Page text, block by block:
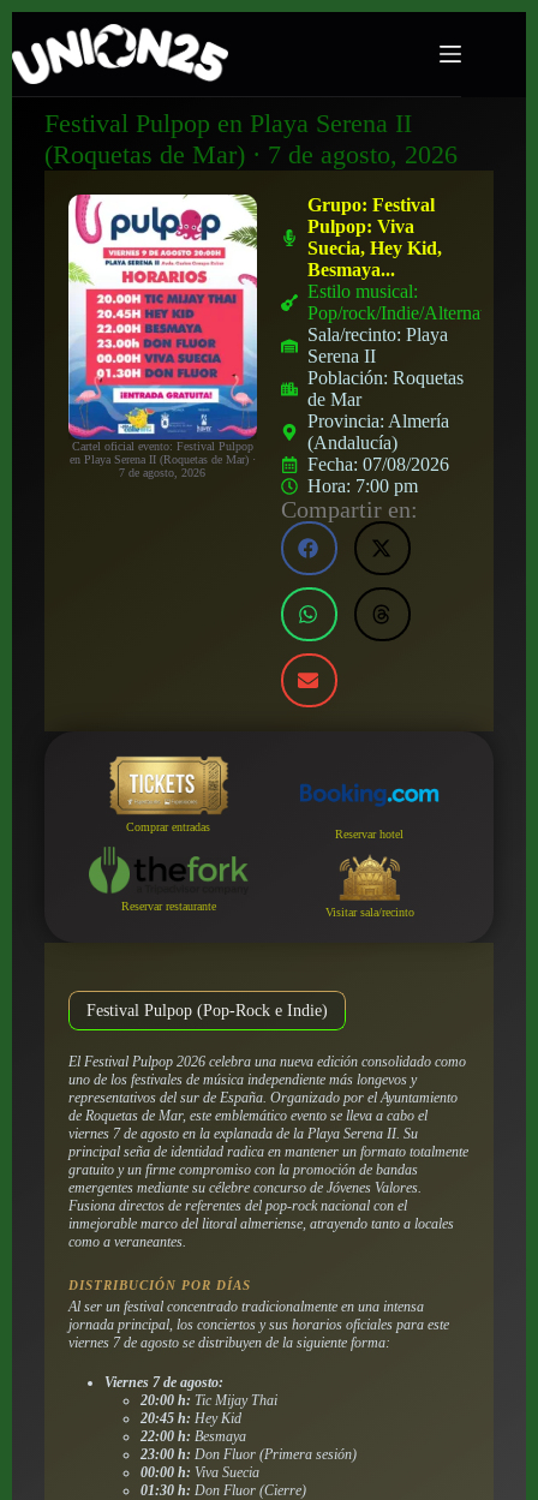
Festival Pulpop en Playa Serena II
(Roquetas de Mar) · 7 de agosto, 2026
Cartel oficial evento: Festival Pulpop
en Playa Serena II (Roquetas de Mar) ·
7 de agosto, 2026
Grupo:Festival
Pulpop: Viva
Suecia, Hey Kid,
Besmaya...
Estilo musical:
Pop/rock/Indie/Alternativo
Sala/recinto:Playa
Serena II
Población:Roquetas
de Mar
Provincia: Almería
(Andalucía)
Fecha:07/08/2026
Hora: 7:00 pm
Compartir en:
Comprar entradas
Reservar hotel
Reservar restaurante Visitar sala/recinto
Festival Pulpop (Pop-Rock e Indie)
El Festival Pulpop 2026 celebra una nueva edición consolidado como
uno de los festivales de música independiente más longevos y
representativos del sur de España. Organizado por el Ayuntamiento
de Roquetas de Mar, este emblemático evento se lleva a cabo el
viernes 7 de agosto en la explanada de la Playa Serena II. Su
principal seña de identidad radica en mantener un formato totalmente
gratuito y un firme compromiso con la promoción de bandas
emergentes mediante su célebre concurso de Jóvenes Valores.
Fusiona directos de referentes del pop-rock nacional con el
inmejorable marco del litoral almeriense, atrayendo tanto a locales
como a veraneantes.
DISTRIBUCIÓN POR DÍAS
Al ser un festival concentrado tradicionalmente en una intensa
jornada principal, los conciertos y sus horarios oficiales para este
viernes 7 de agosto se distribuyen de la siguiente forma:
Viernes 7 de agosto:
20:00 h: Tic Mijay Thai
20:45 h: Hey Kid
22:00 h: Besmaya
23:00 h: Don Fluor (Primera sesión)
00:00 h: Viva Suecia
01:30 h: Don Fluor (Cierre)